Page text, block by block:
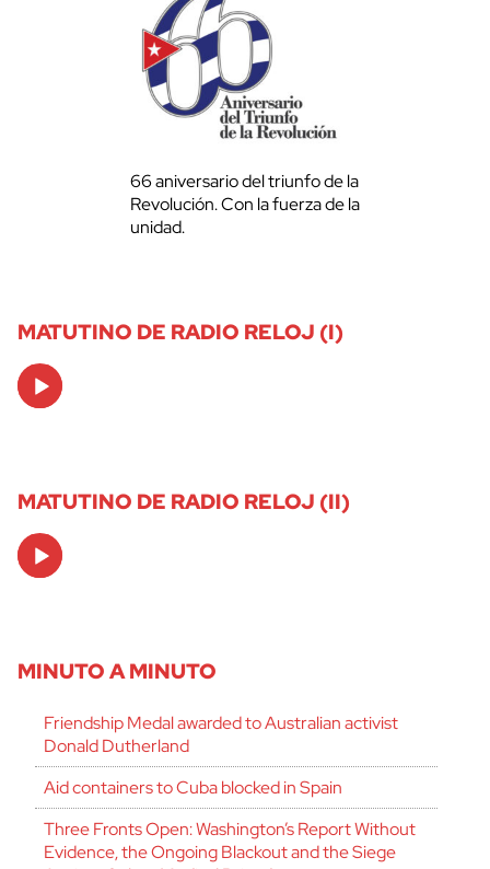
66 aniversario del triunfo de la
Revolución. Con la fuerza de la
unidad.
MATUTINO DE RADIO RELOJ (I)
Audio
Player
MATUTINO DE RADIO RELOJ (II)
Audio
Player
MINUTO A MINUTO
Friendship Medal awarded to Australian activist
Donald Dutherland
Aid containers to Cuba blocked in Spain
Three Fronts Open: Washington’s Report Without
Evidence, the Ongoing Blackout and the Siege